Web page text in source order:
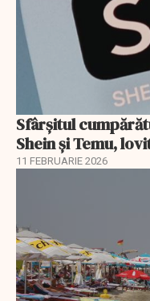
Sfârșitul
Shein și Temu,
11 FEBRUARIE 2026